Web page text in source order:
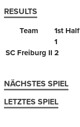
RESULTS
Team 1st Half
1
SC Freiburg II 2
NÄCHSTES SPIEL
LETZTES SPIEL